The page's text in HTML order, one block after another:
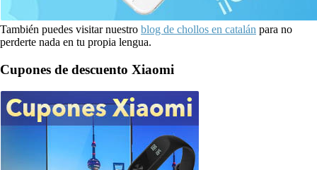
También puedes visitar nuestro blog de chollos en catalán para no
perderte nada en tu propia lengua.
Cupones de descuento Xiaomi